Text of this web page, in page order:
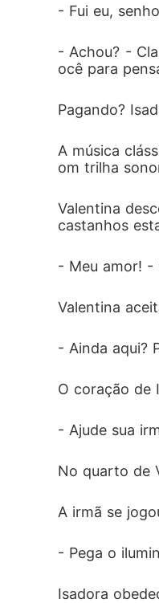
- Fui eu,
- Achou? -
ocê para
Pagando?
A música
om trilha
Valentina
castanhos
- Meu amor! -
Valentina
- Ainda aqui?
O coração de
- Ajude sua
No quarto de
A irmã se
- Pega o
Isadora